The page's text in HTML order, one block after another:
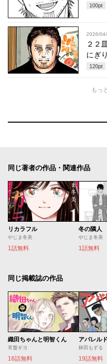
100pt
2026/
２２
にぎり
120pt
もっ
同じ著者の作品・関連作品
リカラフル
やじま冬美
1話無料
冬の隣人
やじま冬美
1話無料
同じ掲載誌の作品
織田ちゃんと明智くん
常盤ギヨ
16話無料
アパレル
林田もずる
19話無料